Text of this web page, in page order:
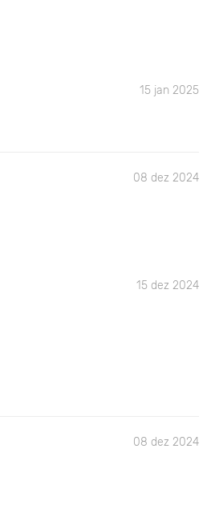
15 jan 2025
08 dez 2024
15 dez 2024
08 dez 2024